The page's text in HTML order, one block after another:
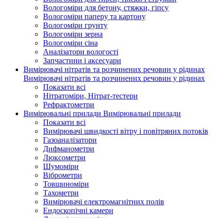
Вологоміри для бетону, стяжки, гіпсу
Вологоміри паперу та картону
Вологоміри грунту
Вологоміри зерна
Вологоміри сіна
Аналізатори вологості
Запчастини і аксесуари
Вимірювачі нітратів та розчинених речовин у рідинах
Вимірювачі нітратів та розчинених речовин у рідинах
Показати всі
Нітратоміри, Нітрат-тестери
Рефрактометри
Вимірювальні прилади Вимірювальні прилади
Показати всі
Вимірювачі швидкості вітру і повітряних потоків
Газоаналізатори
Дифманометри
Люксометри
Шумоміри
Віброметри
Товщиноміри
Тахометри
Вимірювачі електромагнітних полів
Ендоскопічні камери